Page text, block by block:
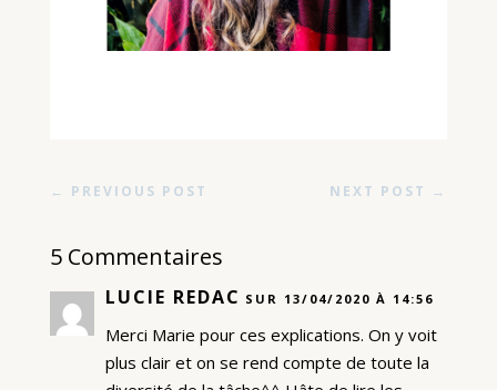
← PREVIOUS POST NEXT POST →
5 Commentaires
LUCIE REDAC SUR 13/04/2020 À 14:56
Merci Marie pour ces explications. On y voit
plus clair et on se rend compte de toute la